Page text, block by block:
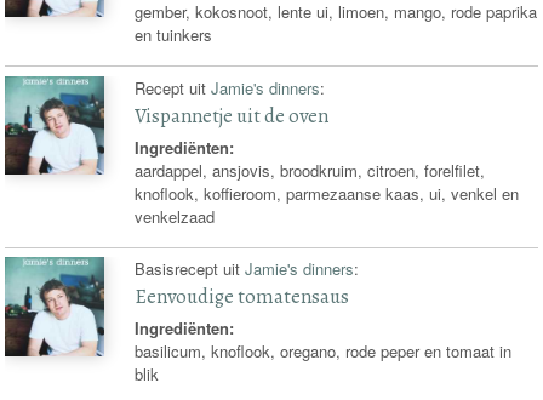
gember, kokosnoot, lente ui, limoen, mango, rode paprika
en tuinkers
Recept uitJamie's dinners:
Vispannetje uit de oven
Ingrediënten:
aardappel, ansjovis, broodkruim, citroen, forelfilet,
knoflook, koffieroom, parmezaanse kaas, ui, venkel en
venkelzaad
Basisrecept uitJamie's dinners:
Eenvoudige tomatensaus
Ingrediënten:
basilicum, knoflook, oregano, rode peper en tomaat in
blik